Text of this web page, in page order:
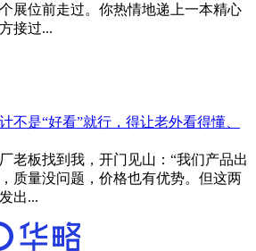
展位前走过。你热情地递上一本精心
接过...
不是“好看”就行，得让老外看得懂、
老板找到我，开门见山：“我们产品出
质量没问题，价格也有优势。但这两
出...